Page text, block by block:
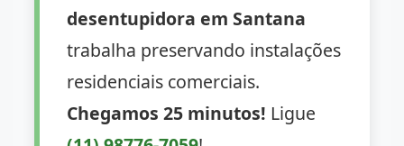
desentupidora em Santana
trabalha preservando instalações
residenciais comerciais.
Chegamos 25 minutos! Ligue